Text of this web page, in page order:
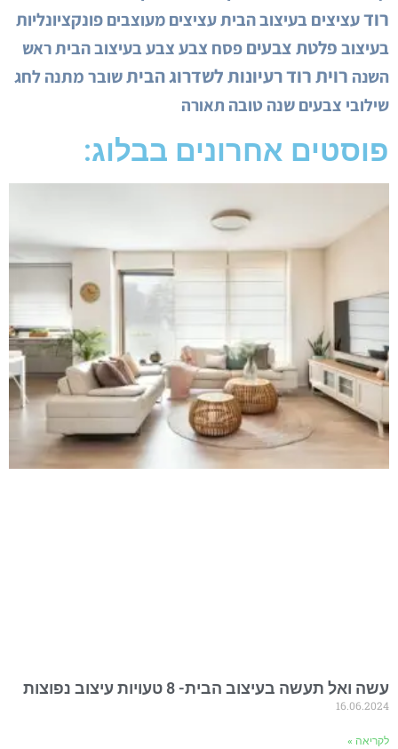
רודעציצים בעיצוב הביתעציצים מעוצביםפונקציונליות
בעיצובפלטת צבעיםפסח צבעצבע בעיצוב הביתראש
השנה רוית רודרעיונות לשדרוג הביתשובר מתנה לחג
שילובי צבעיםשנה טובה תאורה
פוסטים אחרונים בבלוג:
עשה ואל תעשה בעיצוב הבית- 8 טעויות עיצוב נפוצות
16.06.2024
לקריאה »